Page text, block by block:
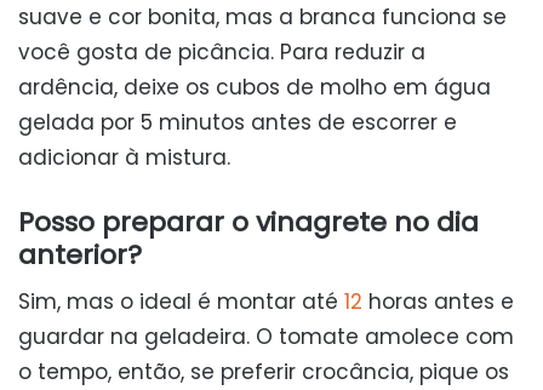
suave e cor bonita, mas a branca funciona se
você gosta de picância. Para reduzir a
ardência, deixe os cubos de molho em água
gelada por 5 minutos antes de escorrer e
adicionar à mistura.
Posso preparar o vinagrete no dia
anterior?
Sim, mas o ideal é montar até 12 horas antes e
guardar na geladeira. O tomate amolece com
o tempo, então, se preferir crocância, pique os